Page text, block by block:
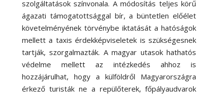
szolgáltatások színvonala. A módosítás teljes körű
ágazati támogatottsággal bír, a büntetlen előélet
követelményének törvénybe iktatását a hatóságok
mellett a taxis érdekképviseletek is szükségesnek
tartják, szorgalmazták. A magyar utasok hathatós
védelme mellett az intézkedés ahhoz is
hozzájárulhat, hogy a külföldről Magyarországra
érkező turisták ne a repülőterek, főpályaudvarok